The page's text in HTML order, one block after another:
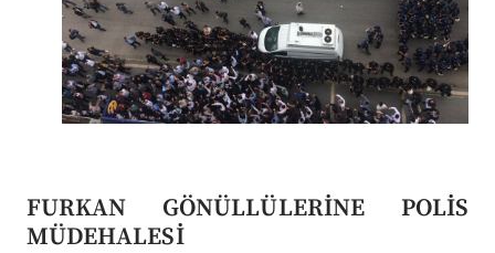
FURKAN GÖNÜLLÜLERİNE POLİS
MÜDEHALESİ